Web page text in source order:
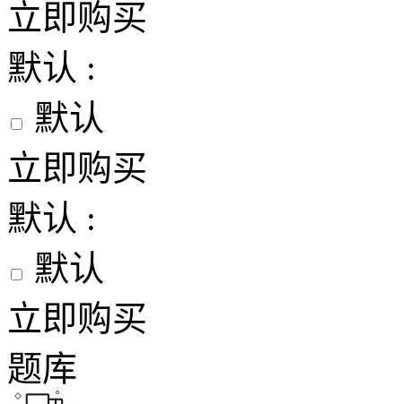
立即购买
默认 :
默认
立即购买
默认 :
默认
立即购买
题库